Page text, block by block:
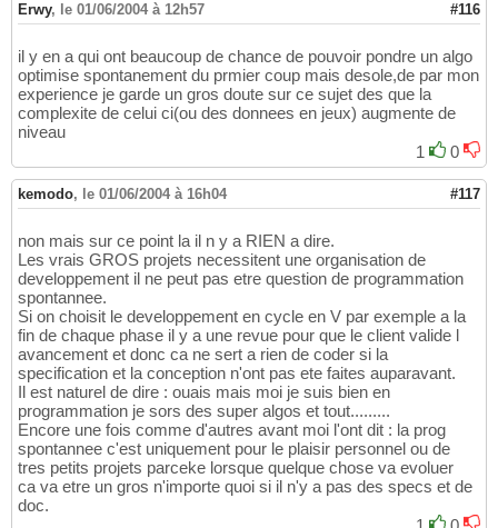
Erwy, le 01/06/2004 à 12h57 #116
il y en a qui ont beaucoup de chance de pouvoir pondre un algo
optimise spontanement du prmier coup mais desole,de par mon
experience je garde un gros doute sur ce sujet des que la
complexite de celui ci(ou des donnees en jeux) augmente de
niveau
1
0
kemodo, le 01/06/2004 à 16h04 #117
non mais sur ce point la il n y a RIEN a dire.
Les vrais GROS projets necessitent une organisation de
developpement il ne peut pas etre question de programmation
spontannee.
Si on choisit le developpement en cycle en V par exemple a la
fin de chaque phase il y a une revue pour que le client valide l
avancement et donc ca ne sert a rien de coder si la
specification et la conception n'ont pas ete faites auparavant.
Il est naturel de dire : ouais mais moi je suis bien en
programmation je sors des super algos et tout.........
Encore une fois comme d'autres avant moi l'ont dit : la prog
spontannee c'est uniquement pour le plaisir personnel ou de
tres petits projets parceke lorsque quelque chose va evoluer
ca va etre un gros n'importe quoi si il n'y a pas des specs et de
doc.